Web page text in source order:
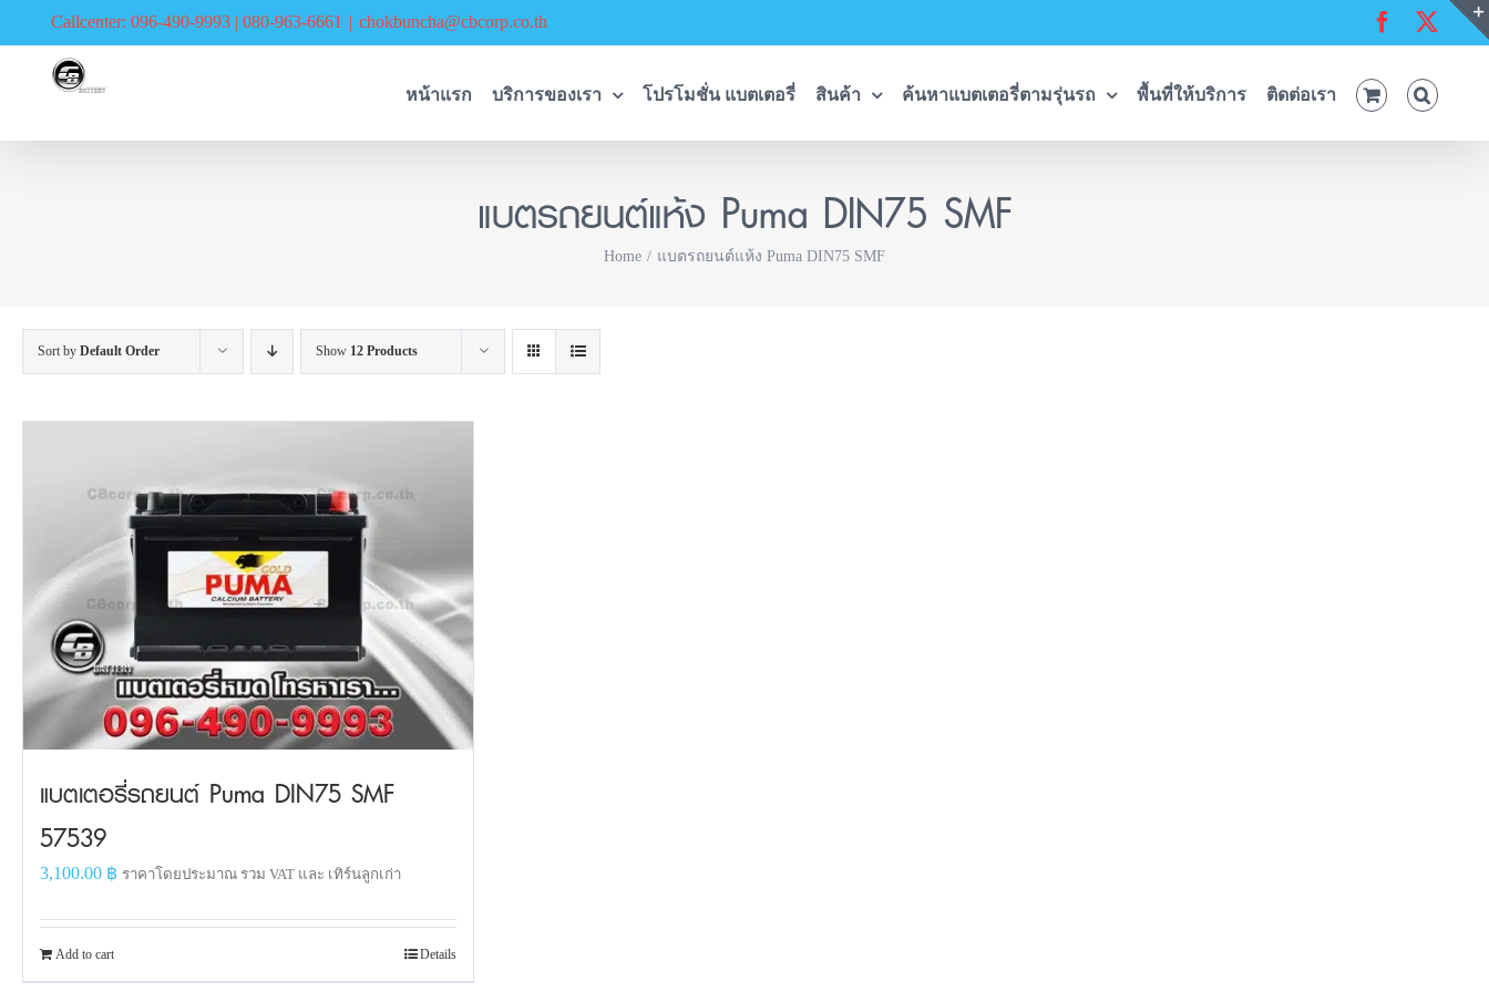
Callcenter: 096-490-9993 | 080-963-6661 | chokbuncha@cbcorp.co.th Facebook
หน้าแรก บริการของเรา โปรโมชั่น แบตเตอรี่ สินค้า ค้นหาแบตเตอรี่ตามรุ่นรถ พื้นที่ให้บริการ ติดต่อเรา
แบตรถยนต์แห้ง Puma DIN75 SMF
Home แบตรถยนต์แห้ง Puma DIN75 SMF
Sort by Default Order Show 12 Products
แบตเตอรี่รถยนต์ Puma DIN75 SMF
57539
3,100.00 ฿ ราคาโดยประมาณ รวม VAT และ เทิร์นลูกเก่า
Add to cart Details